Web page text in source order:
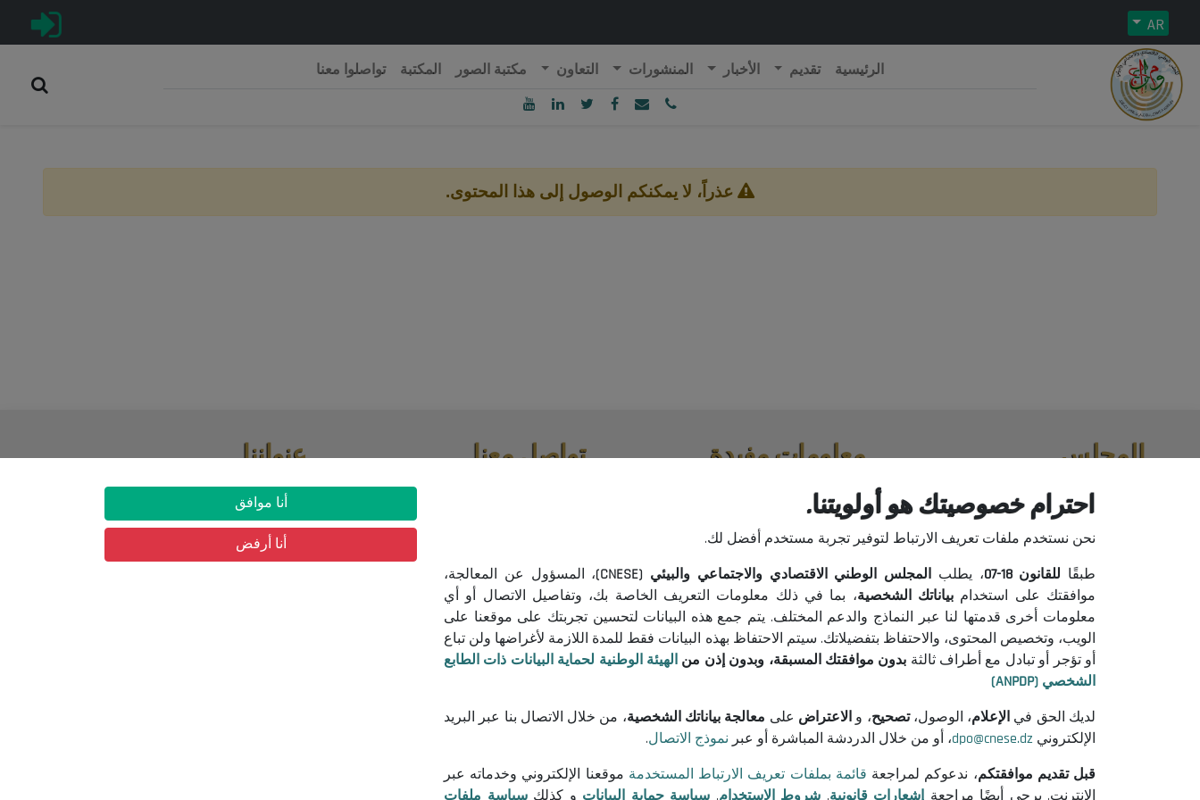
AR
République Algérienne Démocratique et Populaire
الوطني الاقتصادي والاجتماعي والبيئي
الجزائرية الديمقراطية الشعبية
الرئيسية تقديم الأخبار المنشورات التعاون مكتبة الصور المكتبة تواصلوا معنا
عذراً، لا يمكنكم الوصول إلى هذا المحتوى.
المجلس
حول المجلس
جميع المنشورات
معلومات مفيدة
إعلانات مناقصات واستشارات
إشعارات قانونية
شروط الاستخدام
سياسة حماية البيانات
سياسة ملفات تعريف الارتباط
تواصل معنا
سجلوا و كونوا على اطلاع بآخر أخبار
المجلس
عنواننا
03 شارع حسان بن نعمان حي البساتين, بئر
مراد رايس
© 2026 المجلس الوطني الاقتصادي والاجتماعي والبيئي
احترام خصوصيتك هو أولويتنا.
نحن نستخدم ملفات تعريف الارتباط لتوفير تجربة مستخدم أفضل لك.
طبقًا للقانون 18-07 ، يطلب المجلس الوطني الاقتصادي والاجتماعي والبيئي (CNESE)
، المسؤول عن المعالجة،
موافقتك على استخدام بياناتك الشخصية، بما في ذلك معلومات التعريف الخاصة بك، وتفاصيل الاتصال أو أي
معلومات أخرى قدمتها لنا عبر النماذج والدعم المختلف. يتم جمع هذه البيانات لتحسين تجربتك على موقعنا على
الويب، وتخصيص المحتوى، والاحتفاظ بتفضيلاتك. سيتم الاحتفاظ بهذه البيانات فقط للمدة اللازمة لأغراضها ولن تباع
أو تؤجر أو تبادل مع أطراف ثالثة بدون موافقتك المسبقة، وبدون إذن منالهيئة الوطنية لحماية البيانات ذات الطابع
الشخصي (ANPDP)
لديك الحق في الإعلام، الوصول،تصحيح، والاعتراض على معالجة بياناتك الشخصية، من خلال الاتصال بنا عبر البريد
الإلكتروني dpo@cnese.dz، أو من خلال الدردشة المباشرة أو عبر نموذج الاتصال.
قبل تقديم موافقتكم، ندعوكم لمراجعة قائمة بملفات تعريف الارتباط المستخدمة موقعنا الإلكتروني وخدماته عبر
الإنترنت. يرجى أيضًا مراجعة إشعارات قانونية, شروط الاستخدام, سياسة حماية البيانات و كذلكسياسة ملفات
أنا موافق
أنا أرفض